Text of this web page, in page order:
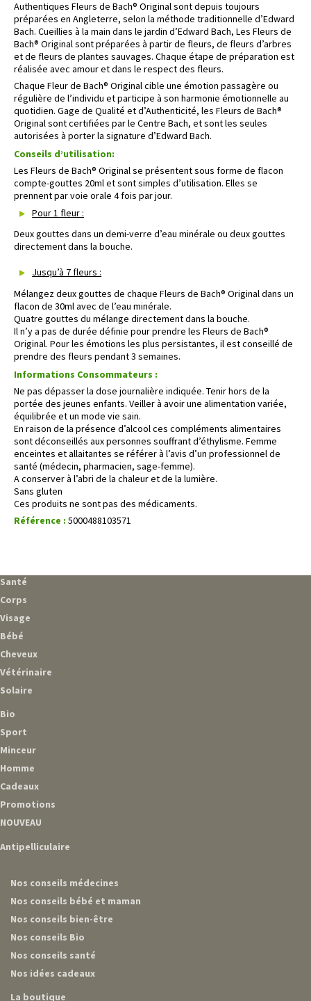
Authentiques Fleurs de Bach® Original sont depuis toujours
préparées en Angleterre, selon la méthode traditionnelle d’Edward
Bach. Cueillies à la main dans le jardin d’Edward Bach, Les Fleurs de
Bach® Original sont préparées à partir de fleurs, de fleurs d’arbres
et de fleurs de plantes sauvages. Chaque étape de préparation est
réalisée avec amour et dans le respect des fleurs.
Chaque Fleur de Bach® Original cible une émotion passagère ou
régulière de l’individu et participe à son harmonie émotionnelle au
quotidien. Gage de Qualité et d’Authenticité, les Fleurs de Bach®
Original sont certifiées par le Centre Bach, et sont les seules
autorisées à porter la signature d’Edward Bach.
Conseils d’utilisation:
Les Fleurs de Bach® Original se présentent sous forme de flacon
compte-gouttes 20ml et sont simples d’utilisation. Elles se
prennent par voie orale 4 fois par jour.
Pour 1 fleur :
Deux gouttes dans un demi-verre d’eau minérale ou deux gouttes
directement dans la bouche.
Jusqu’à 7 fleurs :
Mélangez deux gouttes de chaque Fleurs de Bach® Original dans un
flacon de 30ml avec de l’eau minérale.
Quatre gouttes du mélange directement dans la bouche.
Il n’y a pas de durée définie pour prendre les Fleurs de Bach®
Original. Pour les émotions les plus persistantes, il est conseillé de
prendre des fleurs pendant 3 semaines.
Informations Consommateurs :
Ne pas dépasser la dose journalière indiquée. Tenir hors de la
portée des jeunes enfants. Veiller à avoir une alimentation variée,
équilibrée et un mode vie sain.
En raison de la présence d’alcool ces compléments alimentaires
sont déconseillés aux personnes souffrant d’éthylisme. Femme
enceintes et allaitantes se référer à l’avis d’un professionnel de
santé (médecin, pharmacien, sage-femme).
A conserver à l’abri de la chaleur et de la lumière.
Sans gluten
Ces produits ne sont pas des médicaments.
Référence : 5000488103571
Santé
Corps
Visage
Bébé
Cheveux
Vétérinaire
Solaire
Bio
Sport
Minceur
Homme
Cadeaux
Promotions
NOUVEAU
Antipelliculaire
Nos conseils médecines
Nos conseils bébé et maman
Nos conseils bien-être
Nos conseils Bio
Nos conseils santé
Nos idées cadeaux
La boutique